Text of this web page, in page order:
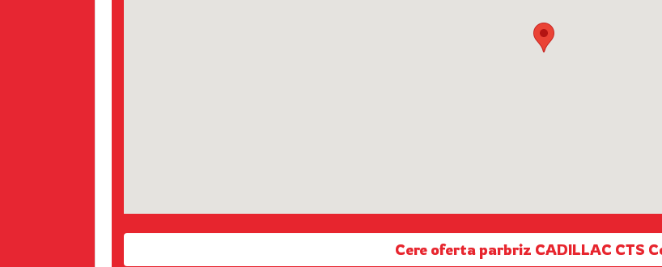
Cere oferta parbriz CADILLAC CTS